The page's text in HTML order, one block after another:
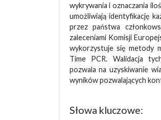
wykrywania i oznaczania
umożliwiają identyfikację
przez państwa
zaleceniami Komisji
wykorzystuje się metody
Time PCR. Walidacja
pozwala na uzyskiwanie
wyników pozwalających
Słowa kluczowe: